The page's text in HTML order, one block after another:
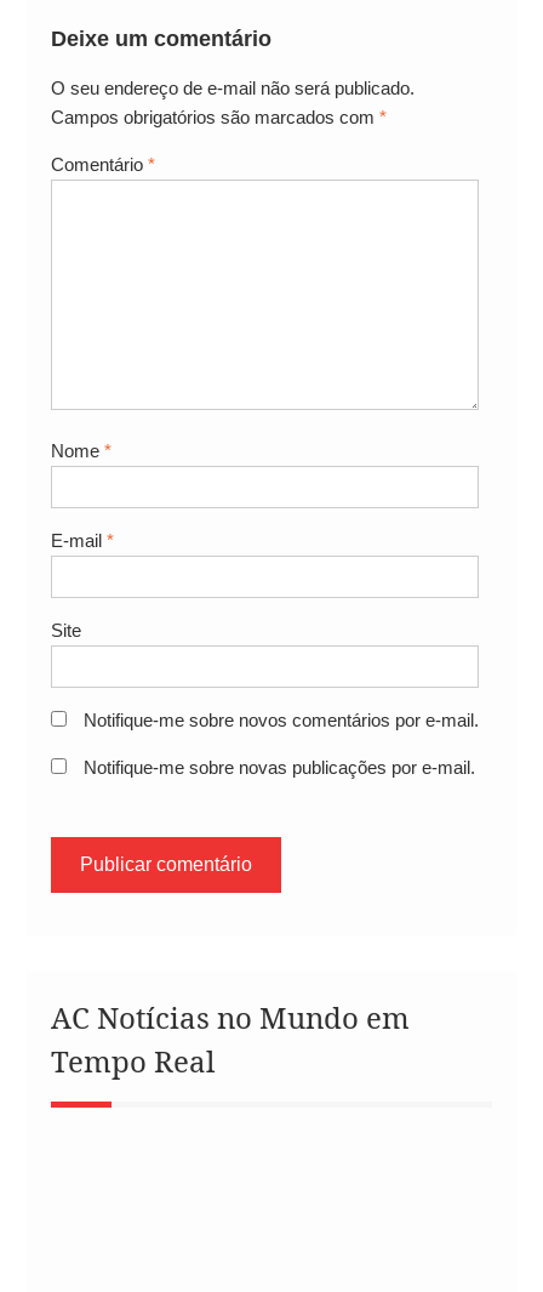
Deixe um comentário
O seu endereço de e-mail não será publicado.
Campos obrigatórios são marcados com *
Comentário *
Nome *
E-mail *
Site
Notifique-me sobre novos comentários por e-mail.
Notifique-me sobre novas publicações por e-mail.
AC Notícias no Mundo em
Tempo Real